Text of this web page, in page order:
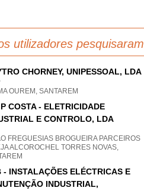
utilizadores pesquisaram
CHORNEY, UNIPESSOAL, LDA
OUREM, SANTAREM
COSTA - ELETRICIDADE
E CONTROLO, LDA
FREGUESIAS BROGUEIRA PARCEIROS
ALCOROCHEL TORRES NOVAS,
- INSTALAÇÕES ELÉCTRICAS E
INDUSTRIAL,